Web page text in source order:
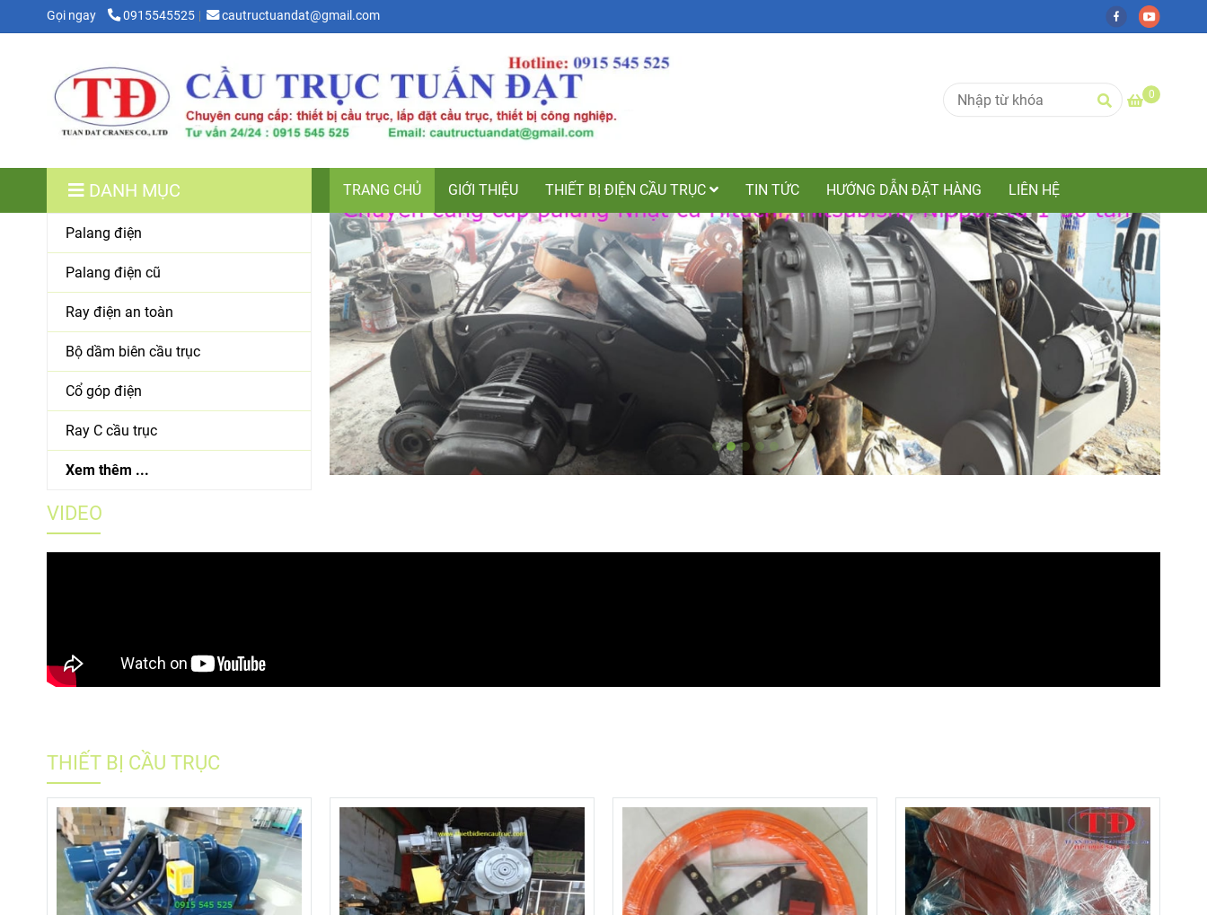
Gọi ngay 0915545525 cautructuandat@gmail.com
0
DANH MỤC
Palang điện
Palang điện cũ
Ray điện an toàn
Bộ dầm biên cầu trục
Cổ góp điện
Ray C cầu trục
Xem thêm ...
TRANG CHỦ GIỚI THIỆU THIẾT BỊ ĐIỆN CẦU TRỤC TIN TỨC HƯỚNG DẪN ĐẶT HÀNG LIÊN HỆ
VIDEO
THIẾT BỊ CẦU TRỤC